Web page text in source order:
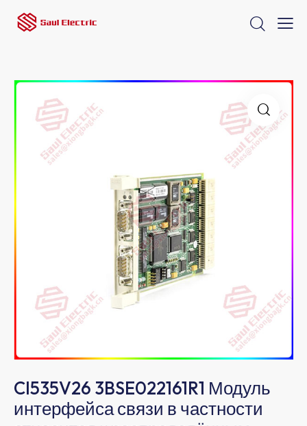
CI535V26 3BSE022161R1 Модуль
интерфейса связи в частности